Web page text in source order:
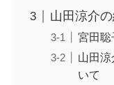
山田涼介
宮田聡
山田
いて